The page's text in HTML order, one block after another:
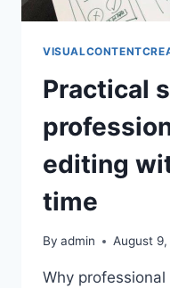
Practical
editing
time
By admin August
Why